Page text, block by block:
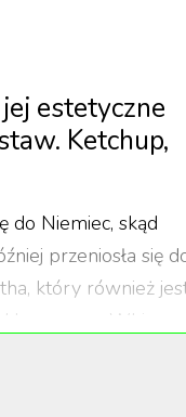
estetyczne
Ketchup,
do Niemiec, skąd
przeniosła się
który również
oraz Whimsy